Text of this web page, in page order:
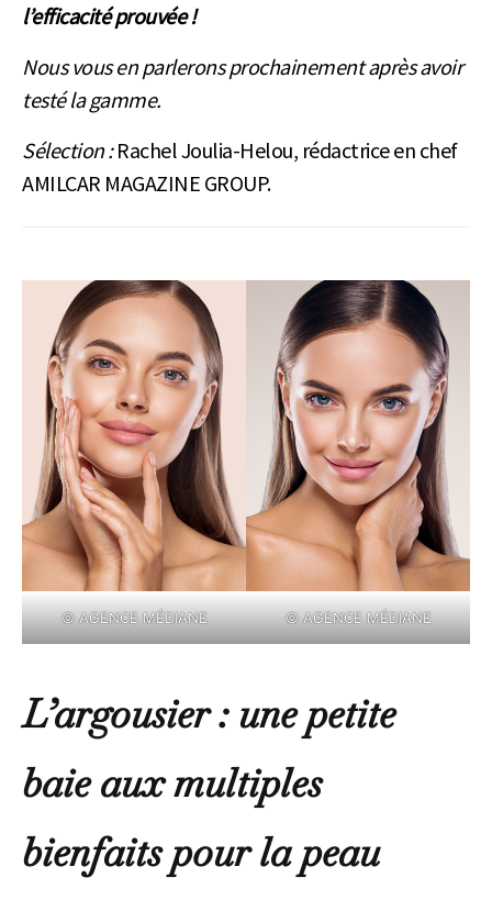
l’efficacité prouvée !
Nous vous en parlerons prochainement après avoir
testé la gamme.
Sélection :Rachel Joulia-Helou, rédactrice en chef
AMILCAR MAGAZINE GROUP.
© AGENCE MÉDIANE © AGENCE MÉDIANE
L’argousier : une petite
baie aux multiples
bienfaits pour la peau